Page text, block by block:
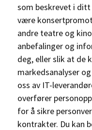
som beskrevet i
være
andre teatre og
anbefalinger og
deg, eller slik at de
markedsanalyser
oss av IT-
overfører
for å sikre
kontrakter. Du kan